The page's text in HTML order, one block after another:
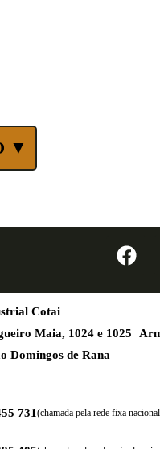
▼
Cotai
Maia, 1024 e 1025
Domingos de Rana
731 (chamada pela rede fixa